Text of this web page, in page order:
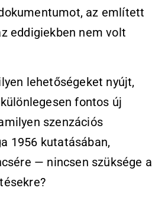
az említett
eddigiekben nem volt
lehetőségeket nyújt,
fontos új
szenzációs
1956 kutatásában,
— nincsen szüksége a